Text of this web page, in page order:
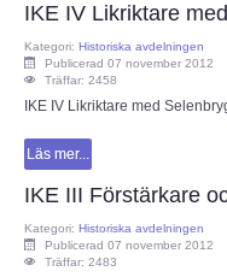
IKE IV Likriktare
Kategori: Historiska avdelningen
Publicerad 07 november 2012
Träffar: 2458
IKE IV Likriktare med
Läs mer...
IKE III Förstärkare
Kategori: Historiska avdelningen
Publicerad 07 november 2012
Träffar: 2483